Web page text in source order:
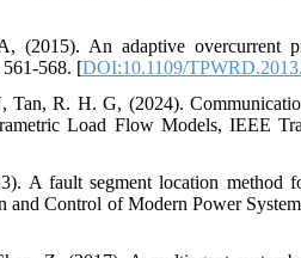
An adaptive overcurrent
561-568. [DOI:10.1109/
R. H. G, (2024).
Load Flow Models, IEEE
A fault segment location method
and Control of Modern Power